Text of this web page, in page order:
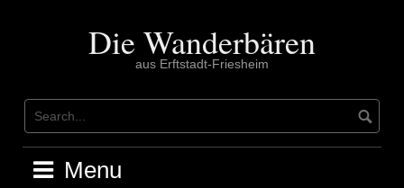
Die Wanderbären
aus Erftstadt-Friesheim
Menu